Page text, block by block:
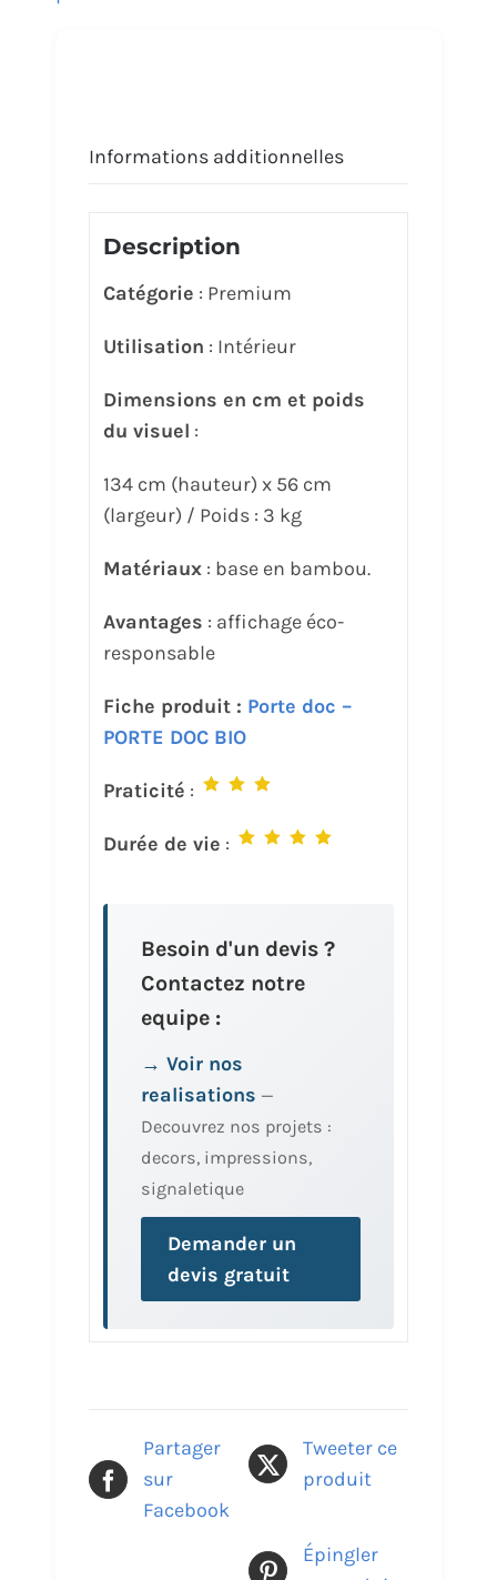
Informations additionnelles
Description
Catégorie : Premium
Utilisation : Intérieur
Dimensions en cm et poids
du visuel :
134 cm (hauteur) x 56 cm
(largeur) / Poids : 3 kg
Matériaux: base en bambou.
Avantages : affichage éco-
responsable
Fiche produit : Porte doc –
PORTE DOC BIO
Praticité :
Durée de vie :
Besoin d'un devis ?
Contactez notre
equipe :
→ Voir nos
realisations —
Decouvrez nos projets :
decors, impressions,
signaletique
Demander un
devis gratuit
Partager
sur
Facebook
Tweeter ce
produit
Épingler